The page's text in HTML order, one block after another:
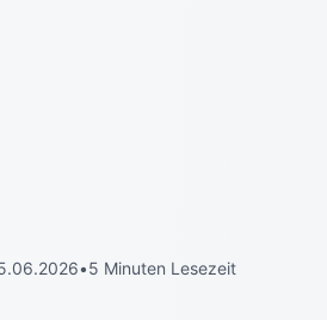
•5 Minuten Lesezeit